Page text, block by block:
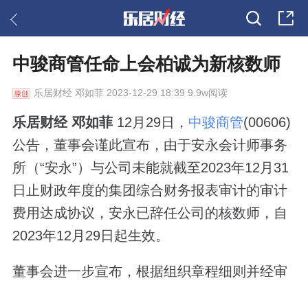
中骏商管任命上会柏诚为新核数师
乐居财经邓如菲 2023-12-29 18:39 9.9w阅读
乐居财经 邓如菲 12月29日， 中骏商管(00606)
公告，董事会谨此宣布，由于安永会计师事务
所（“安永”）与公司未能就截至2023年12月31
日止财政年度的集团综合财务报表审计的审计
费用达成协议，安永已辞任公司的核数师，自
2023年12月29日起生效。
董事会进一步宣布，根据组织章程细则并经审